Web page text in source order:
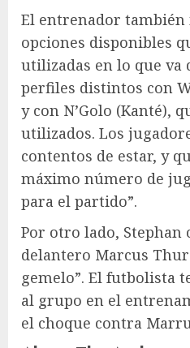
El entrenador
opciones disponibles
utilizadas en lo que va
perfiles distintos con
y con N’Golo (Kanté),
utilizados. Los
contentos de estar, y
máximo número de
para el partido”.
Por otro lado,
delantero Marcus
gemelo”. El futbolista
al grupo en el
el choque contra